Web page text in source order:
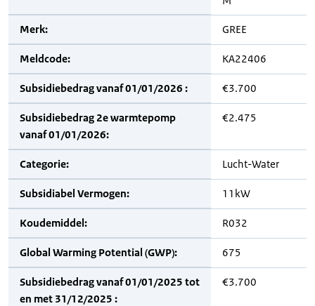
Merk: GREE
Meldcode: KA22406
Subsidiebedrag vanaf 01/01/2026 : €3.700
Subsidiebedrag 2e warmtepomp
vanaf 01/01/2026:
€2.475
Categorie: Lucht-Water
Subsidiabel Vermogen: 11kW
Koudemiddel: R032
Global Warming Potential (GWP): 675
Subsidiebedrag vanaf 01/01/2025 tot
en met 31/12/2025 :
€3.700